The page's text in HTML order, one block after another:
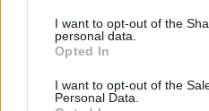
not limited to your visit or
grant or deny consent to
use your data for below
consent section.
I want to opt-out of the
personal data.
Opted In
I want to opt-out of the
Personal Data.
ΕΛΓΕΚΑ: Προληπτική
μαρμελάδας φράουλας
8/08/2026 - 5:55μμ